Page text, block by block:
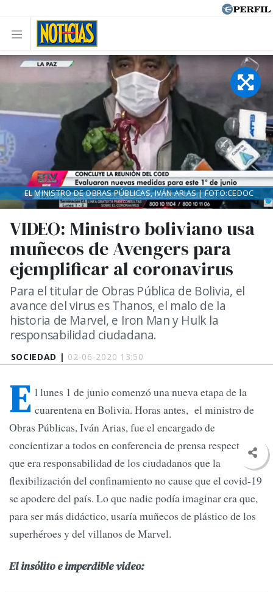
SOCIEDAD | 02-06-2020 13:50
VIDEO: Ministro boliviano usa
muñecos de Avengers para
ejemplificar al coronavirus
Para el titular de Obras Pública de Bolivia, el
avance del virus es Thanos, el malo de la
historia de Marvel, e Iron Man y Hulk la
responsabilidad ciudadana.
EL MINISTRO DE OBRAS PÚBLICAS, IVÁN ARIAS | FOTO:CEDOC
E l lunes 1 de junio comenzó una nueva etapa de la
cuarentena en Bolivia. Horas antes, el ministro de
Obras Públicas, Iván Arias, fue el encargado de
concientizar a todos en conferencia de prensa respecto a
que era responsabilidad de los ciudadanos que la
flexibilización del confinamiento no cause que el covid-19
se apodere del país. Lo que nadie podía imaginar era que,
para ser más didáctico, usaría muñecos de plástico de los
superhéroes y del villanos de Marvel.
El insólito e imperdible video: